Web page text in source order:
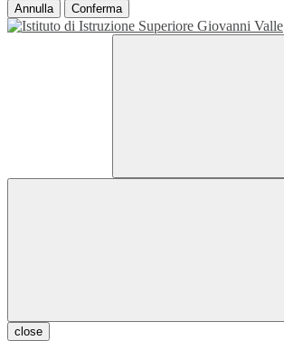
Annulla Conferma
close